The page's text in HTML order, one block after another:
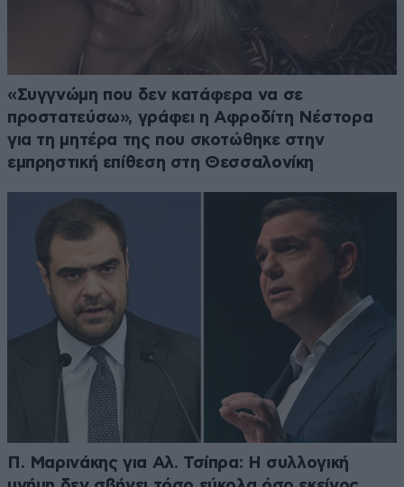
«Συγγνώμη που δεν κατάφερα να σε
προστατεύσω», γράφει η Αφροδίτη Νέστορα
για τη μητέρα της που σκοτώθηκε στην
εμπρηστική επίθεση στη Θεσσαλονίκη
Π. Μαρινάκης για Αλ. Τσίπρα: Η συλλογική